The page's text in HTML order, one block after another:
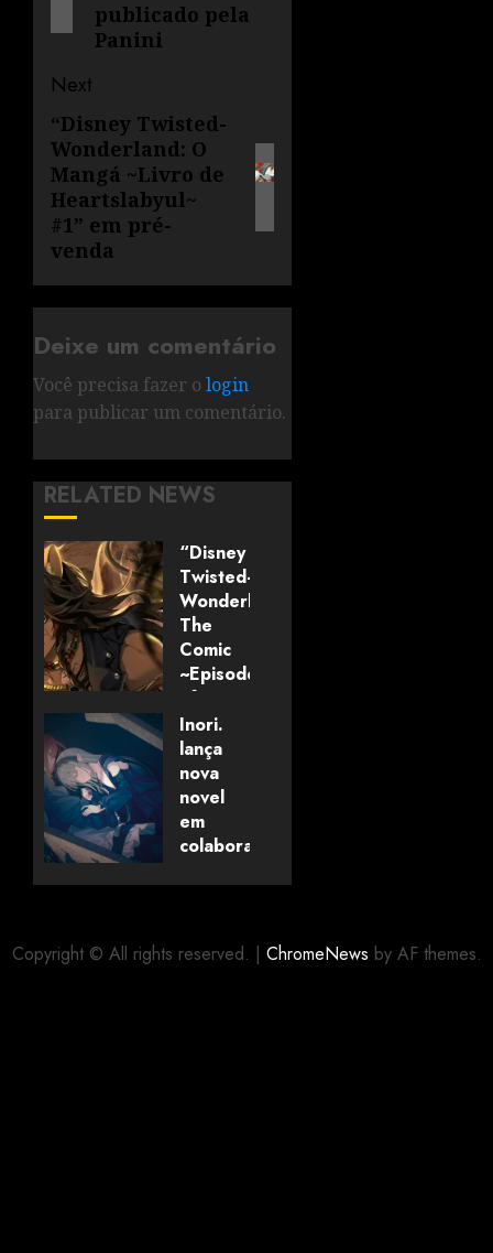
publicado pela
Panini
Next
“Disney Twisted-
Wonderland: O
Mangá ~Livro de
Heartslabyul~
#1” em pré-
venda
Deixe um comentário
Você precisa fazer o login
para publicar um comentário.
RELATED NEWS
“Disney
Twisted-
Wonderland:
The
Comic
~Episode
of
Savanaclaw~”
anunciado
pela
Universo
dos
Livros
Inori.
lança
nova
novel
em
colaboração
Copyright © All rights reserved. | ChromeNews by AF themes.